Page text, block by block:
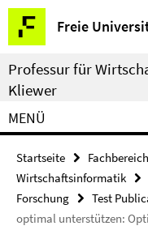
Springe
direkt
zu
Inhalt
Freie
Service-
Navigation
Professur für
Kliewer
MENÜ
Startseite Fachbereich
Wirtschaftsinformatik
Forschung
Test
optimal unterstützen: